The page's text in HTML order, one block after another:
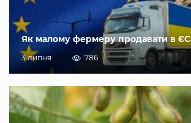
Як малому фермеру продавати в ЄС
3 липня 786